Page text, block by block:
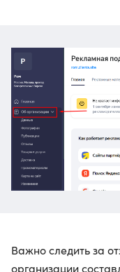
Важно следить за
организации